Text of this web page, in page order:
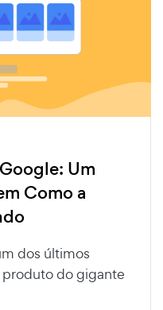
Um
Como a
dos últimos
produto do gigante